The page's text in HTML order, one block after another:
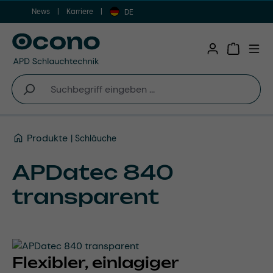
Zum Hauptinhalt springen
News Karriere DE
Produkte Schläuche
APDatec 840
transparent
Flexibler, einlagiger